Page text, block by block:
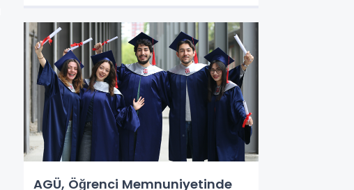
AGÜ, Öğrenci Memnuniyetinde